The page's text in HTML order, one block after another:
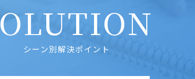
シーン別解決ポイント